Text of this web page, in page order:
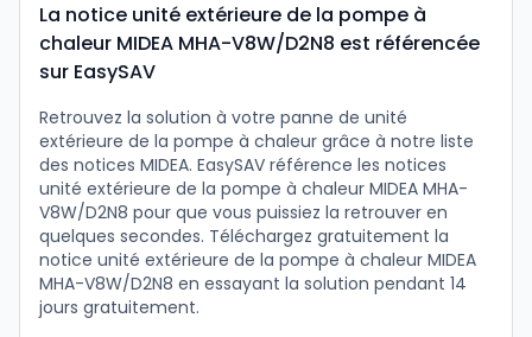
La notice unité extérieure de la pompe à
chaleur MIDEA MHA-V8W/D2N8 est référencée
sur EasySAV
Retrouvez la solution à votre panne de unité
extérieure de la pompe à chaleur grâce à notre liste
des notices MIDEA. EasySAV référence les notices
unité extérieure de la pompe à chaleur MIDEA MHA-
V8W/D2N8 pour que vous puissiez la retrouver en
quelques secondes. Téléchargez gratuitement la
notice unité extérieure de la pompe à chaleur MIDEA
MHA-V8W/D2N8 en essayant la solution pendant 14
jours gratuitement.